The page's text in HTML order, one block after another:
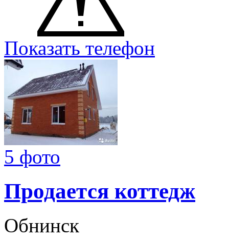
Показать телефон
5 фото
Продается коттедж
Обнинск